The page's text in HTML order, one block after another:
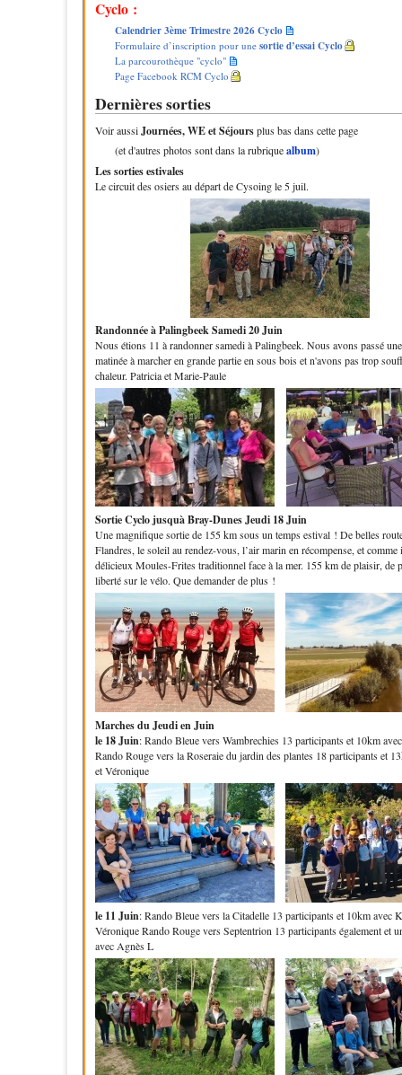
Cyclo :
Calendrier 3ème Trimestre 2026 Cyclo
Formulaire d’inscription pour une sortie d’essai Cyclo
La parcourothèque "cyclo"
Page Facebook RCM Cyclo
Dernières sorties
Voir aussiJournées, WE et Séjoursplus bas dans cette page
(et d'autres photos sont dans la rubriquealbum)
Les sorties estivales
Le circuit des osiers au départ de Cysoing le 5 juil.
Randonnée à Palingbeek Samedi 20 Juin
Nous étions 11 à randonner samedi à Palingbeek. Nous avons passé
matinée à marcher en grande partie en sous bois et n'avons pas trop
chaleur. Patricia et Marie-Paule
Sortie Cyclo jusquà Bray-Dunes Jeudi 18 Juin
Une magnifique sortie de 155 km sous un temps estival ! De belles
Flandres, le soleil au rendez-vous, l’air marin en récompense, et
délicieux Moules-Frites traditionnel face à la mer. 155 km de plaisir, de
liberté sur le vélo. Que demander de plus !
Marches du Jeudi en Juin
le 18 Juin: Rando Bleue vers Wambrechies 13 participants et 10km
Rando Rouge vers la Roseraie du jardin des plantes 18 participants et
et Véronique
le 11 Juin: Rando Bleue vers la Citadelle 13 participants et 10km avec
Véronique Rando Rouge vers Septentrion 13 participants également et
avec Agnès L